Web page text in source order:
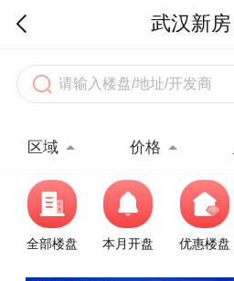
武汉新房
区域 价格
全部楼盘 本月开盘 优惠楼盘